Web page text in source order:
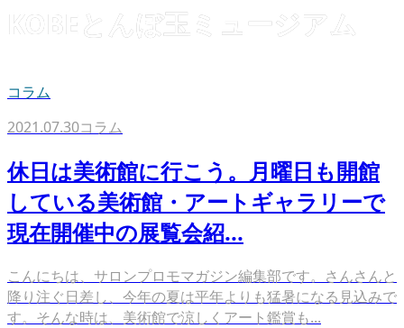
KOBEとんぼ玉ミュージアム
コラム
2021.07.30コラム
休日は美術館に行こう。月曜日も開館
している美術館・アートギャラリーで
現在開催中の展覧会紹...
こんにちは、サロンプロモマガジン編集部です。さんさんと
降り注ぐ日差し、今年の夏は平年よりも猛暑になる見込みで
す。そんな時は、美術館で涼しくアート鑑賞も...